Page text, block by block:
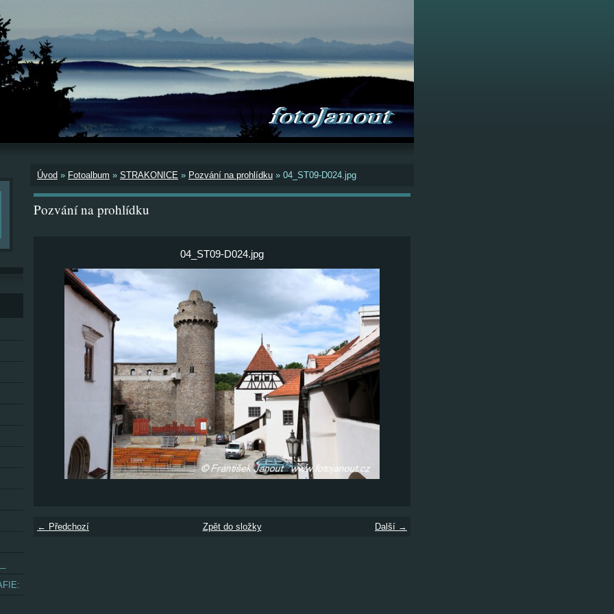
Úvod » Fotoalbum » STRAKONICE » Pozvání na prohlídku » 04_ST09-D024.jpg
Pozvání na prohlídku
04_ST09-D024.jpg
← Předchozí Další →
Zpět do složky